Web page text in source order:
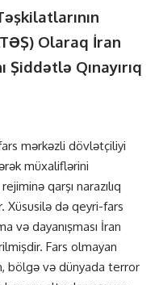
Olaraq İran
Şiddətlə Qınayırıq
mərkəzli dövlətçiliyi
müxaliflərini
qarşı narazılıq
Xüsusilə də qeyri-fars
və dayanışması İran
Fars olmayan
bölgə və dünyada terror